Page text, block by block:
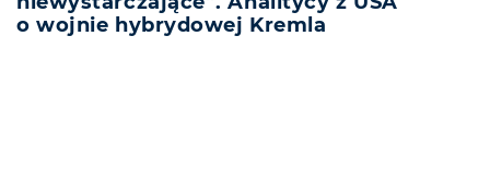
o wojnie hybrydowej Kremla